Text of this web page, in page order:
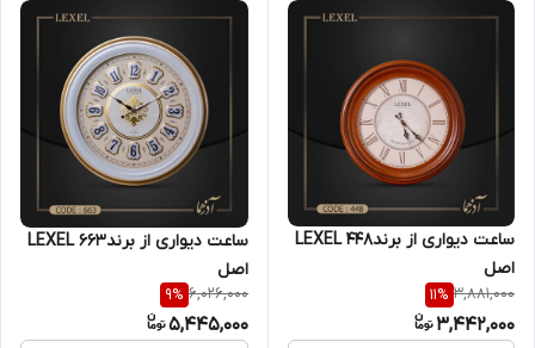
ساعت دیواری از برندLEXEL 448
اصل
3,881,000
11%
3,442,000
ساعت دیواری از برندLEXEL 663
اصل
6,026,000
9%
5,445,000